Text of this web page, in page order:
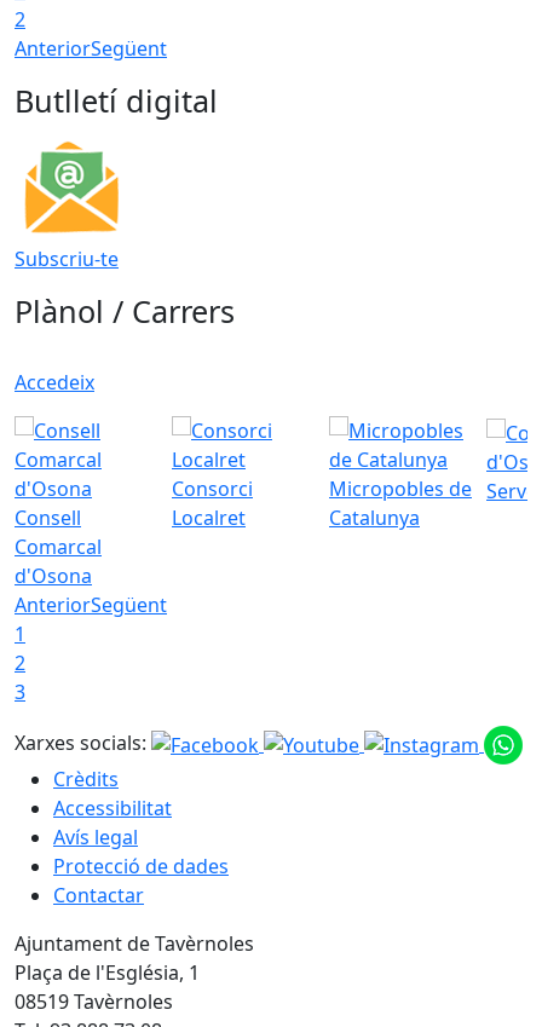
2
AnteriorSegüent
Butlletí digital
Subscriu-te
Plànol / Carrers
Accedeix
Consell
Comarcal
d'Osona
Consorci
Localret
Micropobles de
Catalunya
AnteriorSegüent
1
2
3
Xarxes socials:
Crèdits
Accessibilitat
Avís legal
Protecció de dades
Contactar
Ajuntament de Tavèrnoles
Plaça de l'Església, 1
08519 Tavèrnoles